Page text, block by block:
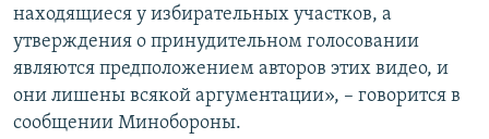
находящиеся у избирательных участков, а
утверждения о принудительном голосовании
являются предположением авторов этих видео, и
они лишены всякой аргументации», – говорится в
сообщении Минобороны.